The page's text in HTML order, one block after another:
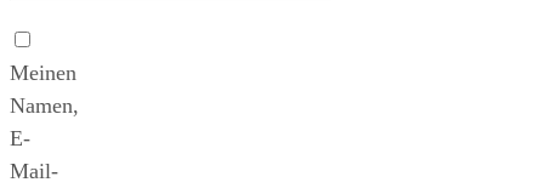
Meinen
Namen,
E-
Mail-